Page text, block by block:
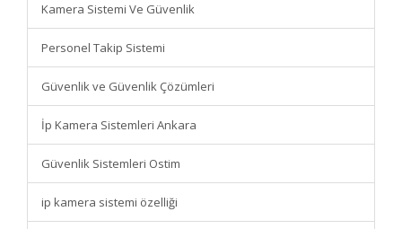
Kamera Sistemi Ve Güvenlik
Personel Takip Sistemi
Güvenlik ve Güvenlik Çözümleri
İp Kamera Sistemleri Ankara
Güvenlik Sistemleri Ostim
ip kamera sistemi özelliği